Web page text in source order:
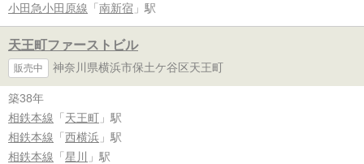
小田急小田原線 「 南新宿 」駅
天王町ファーストビル
販売中 神奈川県横浜市保土ケ谷区天王町
築38年
相鉄本線 「 天王町 」駅
相鉄本線 「 西横浜 」駅
相鉄本線 「 星川 」駅